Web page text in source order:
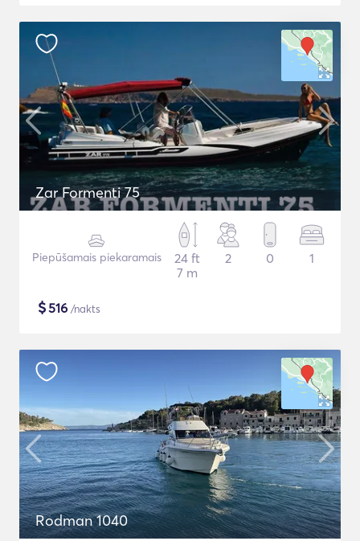
Zar Formenti 75
Piepūšamais piekaramais
24 ft
7 m
2 0 1
$516 /nakts
Rodman 1040